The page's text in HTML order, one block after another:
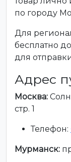
по городу
Для
бесплатно
для
Адрес
Москва:
стр. 1
Телефон:
Мурманск: